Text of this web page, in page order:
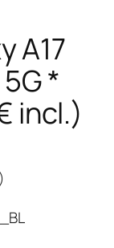
A17
*
incl.)